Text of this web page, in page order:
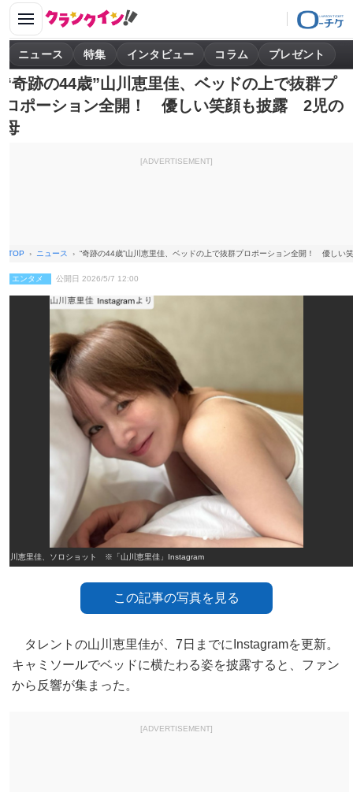
ニュース 特集 インタビュー コラム プレゼント
“奇跡の44歳”山川恵里佳、ベッドの上で抜群プ
ロポーション全開！ 優しい笑顔も披露 2児の
母
[ADVERTISEMENT]
TOP ニュース “奇跡の44歳”山川恵里佳、ベッドの上で抜群プロポーション全開！ 優しい
エンタメ 公開日 2026/5/7 12:00
山川恵里佳、ソロショット ※「山川恵里佳」Instagram
この記事の写真を見る
タレントの山川恵里佳が、7日までにInstagramを更新。
キャミソールでベッドに横たわる姿を披露すると、ファン
から反響が集まった。
[ADVERTISEMENT]